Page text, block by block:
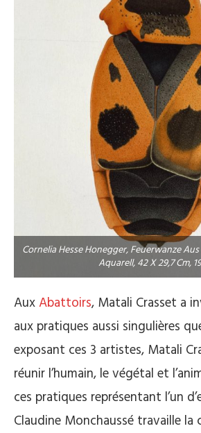
Cornelia Hesse Honegger, Feuerwanze
Aquarell, 42 X 29,7 Cm,
AuxAbattoirs, Matali Crasset a
aux pratiques aussi singulières
exposant ces 3 artistes, Matali
réunir l’humain, le végétal et
ces pratiques représentant l’un
Claudine Monchaussé travaille la